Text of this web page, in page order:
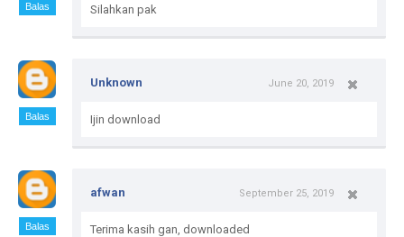
Balas Silahkan pak
Balas
Unknown June 20, 2019
Ijin download
Balas
afwan September 25, 2019
Terima kasih gan, downloaded